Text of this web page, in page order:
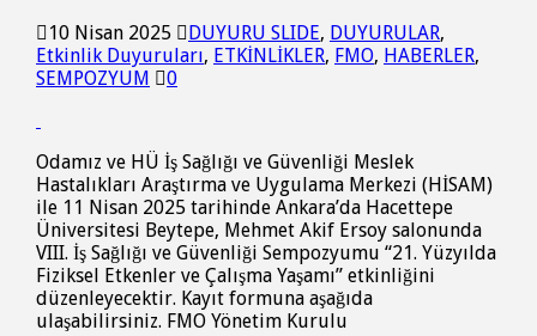
10 Nisan 2025 DUYURU SLIDE, DUYURULAR,
Etkinlik Duyuruları, ETKİNLİKLER, FMO, HABERLER,
SEMPOZYUM
0
Odamız ve HÜ İş Sağlığı ve Güvenliği Meslek
Hastalıkları Araştırma ve Uygulama Merkezi (HİSAM)
ile 11 Nisan 2025 tarihinde Ankara’da Hacettepe
Üniversitesi Beytepe, Mehmet Akif Ersoy salonunda
VIII. İş Sağlığı ve Güvenliği Sempozyumu “21. Yüzyılda
Fiziksel Etkenler ve Çalışma Yaşamı” etkinliğini
düzenleyecektir. Kayıt formuna aşağıda
ulaşabilirsiniz. FMO Yönetim Kurulu